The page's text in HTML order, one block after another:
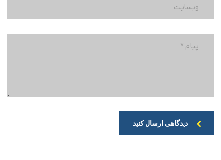
دیدگاهی ارسال کنید